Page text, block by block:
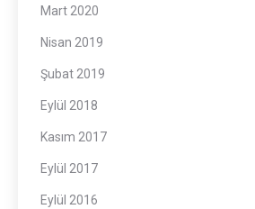
Mart 2020
Nisan 2019
Şubat 2019
Eylül 2018
Kasım 2017
Eylül 2017
Eylül 2016